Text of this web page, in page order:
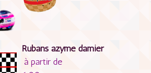
Rubans azyme damier
à partir de